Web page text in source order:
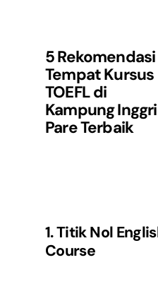
5 Rekomendasi
Tempat Kursus
TOEFL di
Kampung
Pare Terbaik
1. Titik Nol
Course